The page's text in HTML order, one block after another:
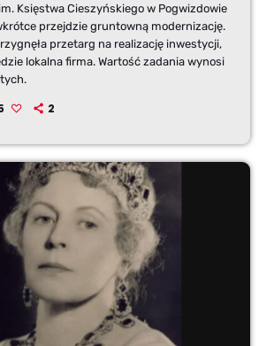
Księstwa Cieszyńskiego w Pogwizdowie
przejdzie gruntowną modernizację.
przetarg na realizację inwestycji,
lokalna firma. Wartość zadania wynosi
2